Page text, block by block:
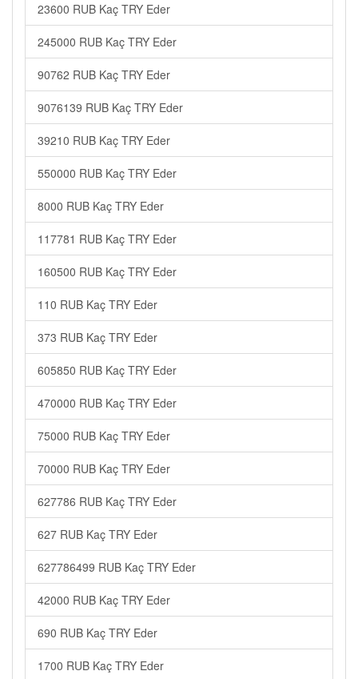
23600 RUB Kaç TRY Eder
245000 RUB Kaç TRY Eder
90762 RUB Kaç TRY Eder
9076139 RUB Kaç TRY Eder
39210 RUB Kaç TRY Eder
550000 RUB Kaç TRY Eder
8000 RUB Kaç TRY Eder
117781 RUB Kaç TRY Eder
160500 RUB Kaç TRY Eder
110 RUB Kaç TRY Eder
373 RUB Kaç TRY Eder
605850 RUB Kaç TRY Eder
470000 RUB Kaç TRY Eder
75000 RUB Kaç TRY Eder
70000 RUB Kaç TRY Eder
627786 RUB Kaç TRY Eder
627 RUB Kaç TRY Eder
627786499 RUB Kaç TRY Eder
42000 RUB Kaç TRY Eder
690 RUB Kaç TRY Eder
1700 RUB Kaç TRY Eder